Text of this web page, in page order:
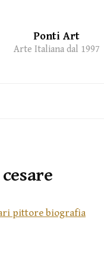
Ponti Art
Arte Italiana dal 1997